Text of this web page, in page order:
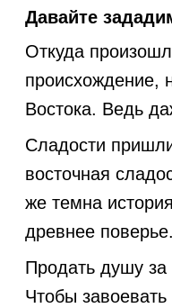
Давайте
Откуда
происхождение,
Востока. Ведь
Сладости
восточная
же темна
древнее поверье.
Продать душу за
Чтобы